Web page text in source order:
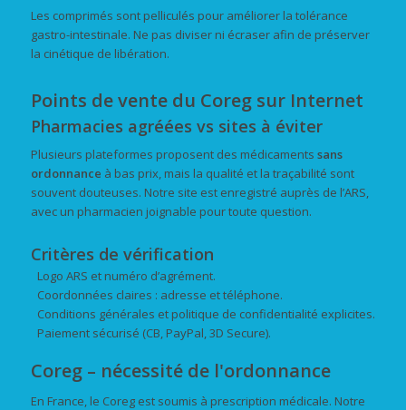
Les comprimés sont pelliculés pour améliorer la tolérance
gastro-intestinale. Ne pas diviser ni écraser afin de préserver
la cinétique de libération.
Points de vente du Coreg sur Internet
Pharmacies agréées vs sites à éviter
Plusieurs plateformes proposent des médicaments sans
ordonnance à bas prix, mais la qualité et la traçabilité sont
souvent douteuses. Notre site est enregistré auprès de l’ARS,
avec un pharmacien joignable pour toute question.
Critères de vérification
Logo ARS et numéro d’agrément.
Coordonnées claires : adresse et téléphone.
Conditions générales et politique de confidentialité explicites.
Paiement sécurisé (CB, PayPal, 3D Secure).
Coreg – nécessité de l'ordonnance
En France, le Coreg est soumis à prescription médicale. Notre